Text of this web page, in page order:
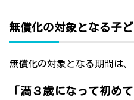
無償化の対象となる子
無償化の対象となる期間は、
「満３歳になって初め